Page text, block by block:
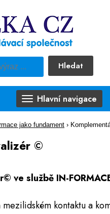
Hledat
předdefinovaný výběr
Hlavní navigace
jako fundament ›
©
ve službě IN-
kontaktu a